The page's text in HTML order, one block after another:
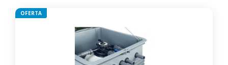
OFERTA